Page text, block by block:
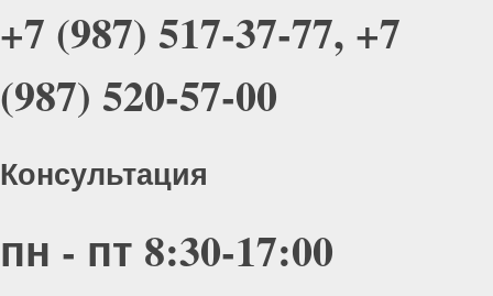
+7 (987) 517-37-77, +7
(987) 520-57-00
Консультация
пн - пт 8:30-17:00